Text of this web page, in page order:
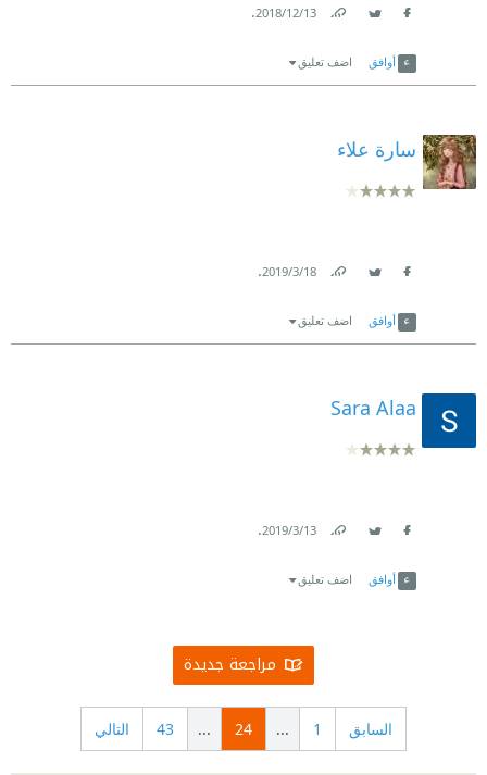
13‏/12‏/2018
.
أوافق اضف تعليق
سارة علاء
18‏/3‏/2019
.
أوافق اضف تعليق
Sara Alaa
13‏/3‏/2019
.
أوافق اضف تعليق
مراجعة جديدة
السابق 1
...
24
...
43 التالي